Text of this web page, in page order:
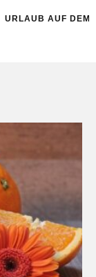
URLAUB AUF DEM